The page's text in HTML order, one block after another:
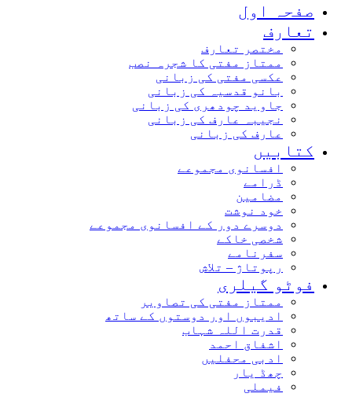
صفحہ اول
تعارف
مختصر تعارف
ممتاز مفتی کا شجرہ نصب
عکسی مفتی کی زبانی
بانو قدسیہ کی زبانی
جاوید چودھری کی زبانی
نجیبہ عارف کی زبانی
عارف کی زبانی
کتابیں
افسانوی مجموعے
ڈرامے
مضامین
خود نوشت
دوسرے دور کے افسانوی مجموعے
شخصی خاکے
سفرنامے
رپوتاژ – تلاش
فوٹو گیلری
ممتاز مفتی کی تصاویر
ادیبوں اور دوستوں کے ساتھ
قدرت اللہ شہاب
اشفاق احمد
ادبی محفلیں
چھڈ یار
فیملی